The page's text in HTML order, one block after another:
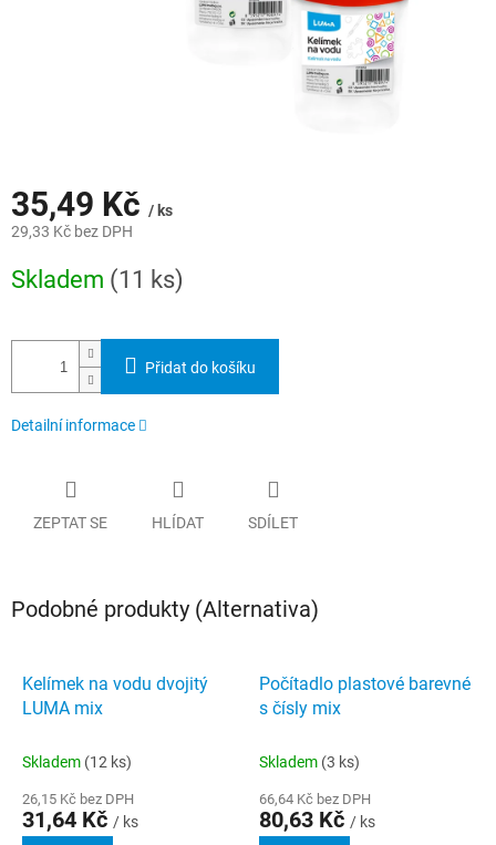
35,49 Kč / ks
29,33 Kč bez DPH
cena:
Skladem (11 ks)
Přidat do košíku
Detailní informace
ZEPTAT SE HLÍDAT SDÍLET
Podobné produkty (Alternativa)
Kelímek na vodu dvojitý
LUMA mix
Skladem (12 ks)
26,15 Kč bez DPH
31,64 Kč / ks
Počítadlo plastové barevné
s čísly mix
Skladem (3 ks)
66,64 Kč bez DPH
80,63 Kč / ks